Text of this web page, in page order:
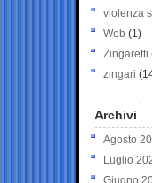
violenza
Web (1)
Zingaretti
zingari
Archivi
Agosto
Luglio
Giugno